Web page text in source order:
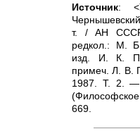
Источник:
т. / АН
редкол.: М.
изд. И. К.
примеч. Л. В.
1987. Т. 2.
669.